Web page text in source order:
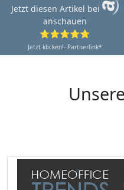
Jetzt diesen Artikel bei
anschauen
⭐⭐⭐⭐⭐
Jetzt klicken!- Partnerlink*